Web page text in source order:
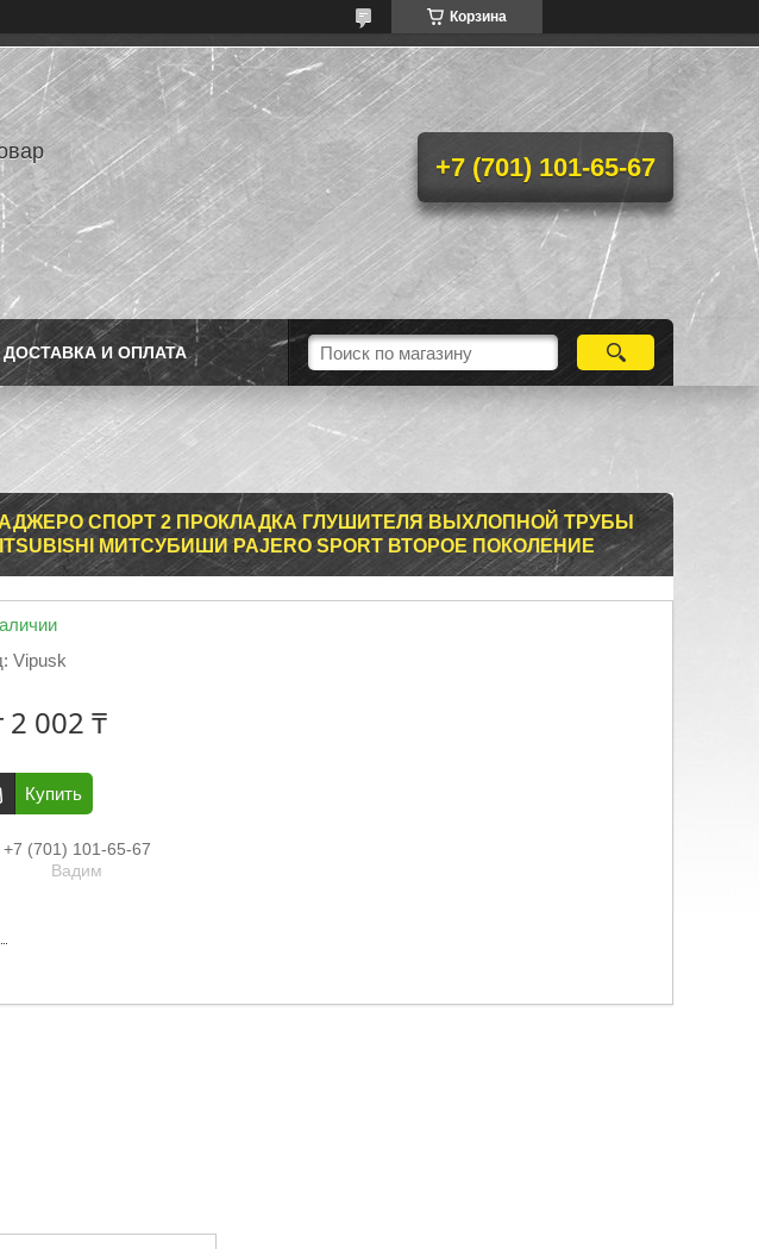
Корзина
+7 (701) 101-65-67
ДОСТАВКА И ОПЛАТА
СПОРТ 2 ПРОКЛАДКА ГЛУШИТЕЛЯ ВЫХЛОПНОЙ ТРУБЫ
МИТСУБИШИ PAJERO SPORT ВТОРОЕ ПОКОЛЕНИЕ
Vipusk
2 002 ₸
Купить
+7 (701) 101-65-67
Вадим